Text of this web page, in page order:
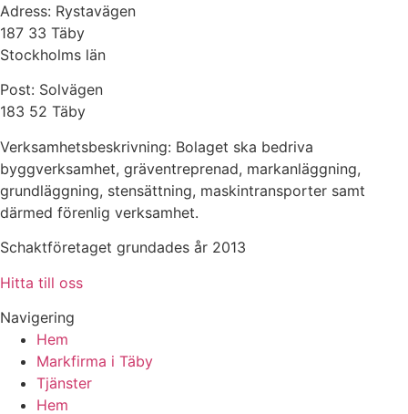
Adress: Rystavägen
187 33 Täby
Stockholms län
Post: Solvägen
183 52 Täby
Verksamhetsbeskrivning: Bolaget ska bedriva
byggverksamhet, gräventreprenad, markanläggning,
grundläggning, stensättning, maskintransporter samt
därmed förenlig verksamhet.
Schaktföretaget grundades år 2013
Hitta till oss
Navigering
Hem
Markfirma i Täby
Tjänster
Hem